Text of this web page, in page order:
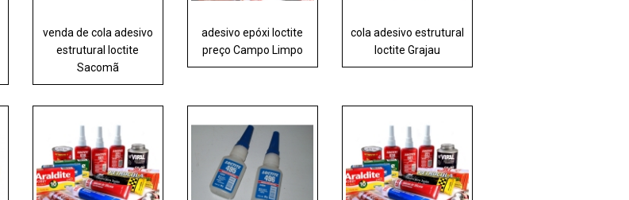
venda de cola adesivo
estrutural loctite
Sacomã
adesivo epóxi loctite
preço Campo Limpo
cola adesivo estrutural
loctite Grajau